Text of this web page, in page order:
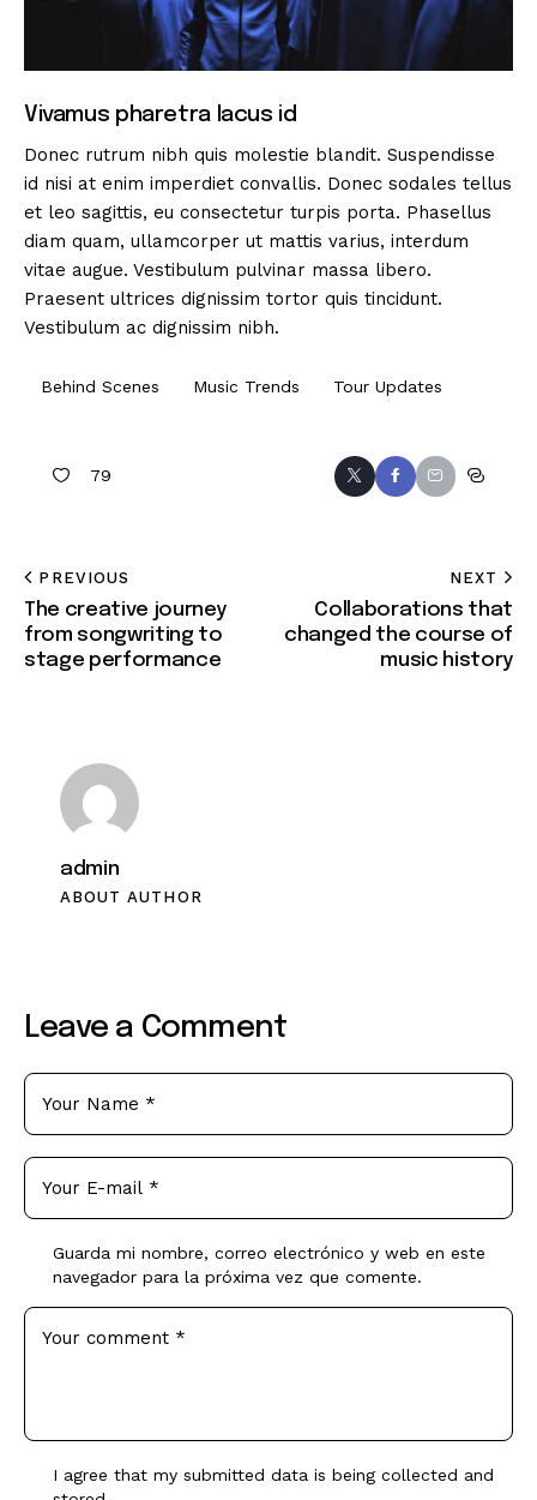
Vivamus pharetra lacus id
Donec rutrum nibh quis molestie blandit. Suspendisse
id nisi at enim imperdiet convallis. Donec sodales tellus
et leo sagittis, eu consectetur turpis porta. Phasellus
diam quam, ullamcorper ut mattis varius, interdum
vitae augue. Vestibulum pulvinar massa libero.
Praesent ultrices dignissim tortor quis tincidunt.
Vestibulum ac dignissim nibh.
Behind Scenes Music Trends Tour Updates
79
PREVIOUS
The creative journey
from songwriting to
stage performance
NEXT
Collaborations that
changed the course of
music history
admin
ABOUT AUTHOR
Leave a Comment
Guarda mi nombre, correo electrónico y web en este
navegador para la próxima vez que comente.
I agree that my submitted data is being collected and